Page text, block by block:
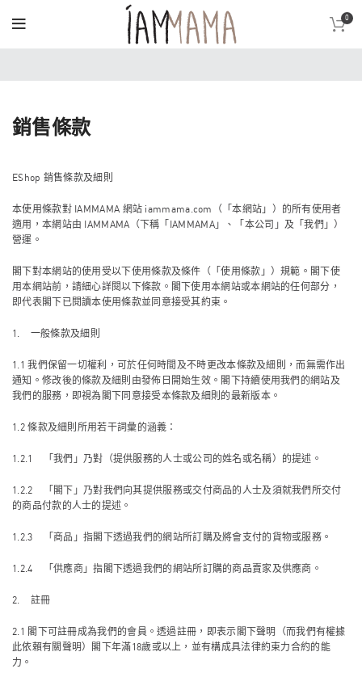
0
銷售條款
EShop 銷售條款及細則
本使用條款對 IAMMAMA 網站 iammama.com（「本網站」）的所有使用者
適用，本網站由 IAMMAMA（下稱「IAMMAMA」、「本公司」及「我們」）
營運。
閣下對本網站的使用受以下使用條款及條件（「使用條款」）規範。閣下使
用本網站前，請細心詳閱以下條款。閣下使用本網站或本網站的任何部分，
即代表閣下已閱讀本使用條款並同意接受其約束。
1. 一般條款及細則
1.1 我們保留一切權利，可於任何時間及不時更改本條款及細則，而無需作出
通知。修改後的條款及細則由發佈日開始生效。閣下持續使用我們的網站及
我們的服務，即視為閣下同意接受本條款及細則的最新版本。
1.2 條款及細則所用若干詞彙的涵義：
1.2.1 「我們」乃對（提供服務的人士或公司的姓名或名稱）的提述。
1.2.2 「閣下」乃對我們向其提供服務或交付商品的人士及須就我們所交付
的商品付款的人士的提述。
1.2.3 「商品」指閣下透過我們的網站所訂購及將會支付的貨物或服務。
1.2.4 「供應商」指閣下透過我們的網站所訂購的商品賣家及供應商。
2. 註冊
2.1 閣下可註冊成為我們的會員。透過註冊，即表示閣下聲明（而我們有權據
此依賴有關聲明）閣下年滿18歲或以上，並有構成具法律約束力合約的能
力。